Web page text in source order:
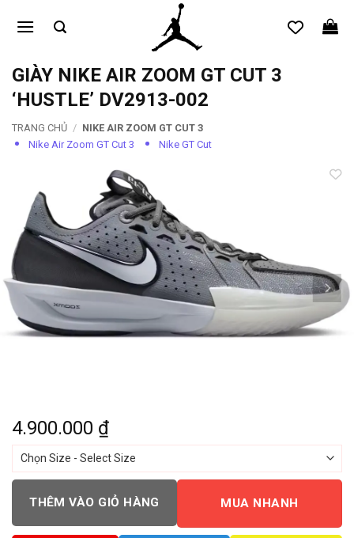
qua
dungGIÀY NIKE AIR ZOOM GT CUT 3
‘HUSTLE’ DV2913-002
TRANG CHỦ / NIKE AIR ZOOM GT CUT 3
Nike Air Zoom GT Cut 3
Nike GT Cut
4.900.000 ₫
THÊM VÀO GIỎ HÀNG MUA NHANH